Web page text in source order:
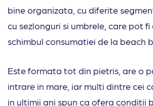
bine organizata, cu diferite
cu sezlonguri si umbrele, care pot
schimbul consumatiei de la beach
Este formata tot din pietris, are o
intrare in mare, iar multi dintre cei
in ultimii ani spun ca ofera conditii